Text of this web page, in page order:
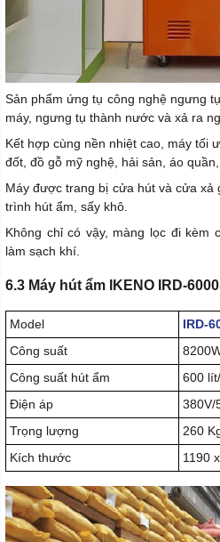
Sản phẩm ứng tụ công nghệ ngưng
máy, ngưng tụ thành nước và xả ra
Kết hợp cùng nền nhiệt cao, máy tối
đốt, đồ gỗ mỹ nghệ, hải sản, áo
Máy được trang bị cửa hút và cửa xả
trình hút ẩm, sấy khô.
Không chỉ có vậy, màng lọc đi kèm
làm sạch khí.
6.3 Máy hút ẩm IKENO IRD-
Model
IRD-
Công suất
Công suất hút ẩm
600
Điện áp
380V/
Trọng lượng
260
Kích thước
1190